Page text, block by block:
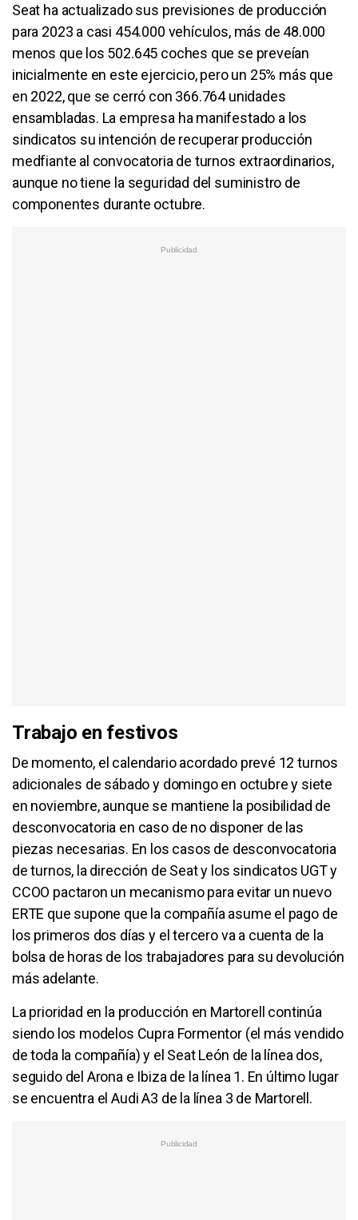
Seat ha actualizado sus previsiones de producción
para 2023 a casi 454.000 vehículos, más de 48.000
menos que los 502.645 coches que se preveían
inicialmente en este ejercicio, pero un 25% más que
en 2022, que se cerró con 366.764 unidades
ensambladas. La empresa ha manifestado a los
sindicatos su intención de recuperar producción
medfiante al convocatoria de turnos extraordinarios,
aunque no tiene la seguridad del suministro de
componentes durante octubre.
Trabajo en festivos
De momento, el calendario acordado prevé 12 turnos
adicionales de sábado y domingo en octubre y siete
en noviembre, aunque se mantiene la posibilidad de
desconvocatoria en caso de no disponer de las
piezas necesarias. En los casos de desconvocatoria
de turnos, la dirección de Seat y los sindicatos UGT y
CCOO pactaron un mecanismo para evitar un nuevo
ERTE que supone que la compañía asume el pago de
los primeros dos días y el tercero va a cuenta de la
bolsa de horas de los trabajadores para su devolución
más adelante.
La prioridad en la producción en Martorell continúa
siendo los modelos Cupra Formentor (el más vendido
de toda la compañía) y el Seat León de la línea dos,
seguido del Arona e Ibiza de la línea 1. En último lugar
se encuentra el Audi A3 de la línea 3 de Martorell.